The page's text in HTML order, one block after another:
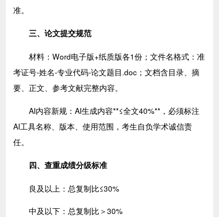
准。
三、论文提交规范
材料：Word电子版+纸质版各1份；文件名格式：准
考证号-姓名-专业代码-论文题目.doc；文档含目录、摘
要、正文、参考文献完整内容。
AI内容新规：AI生成内容**≤全文40%**，必须标注
AI工具名称、版本、使用范围，考生自负学术诚信责
任。
四、查重成绩分级标准
良及以上：总复制比≤30%
中及以下：总复制比＞30%